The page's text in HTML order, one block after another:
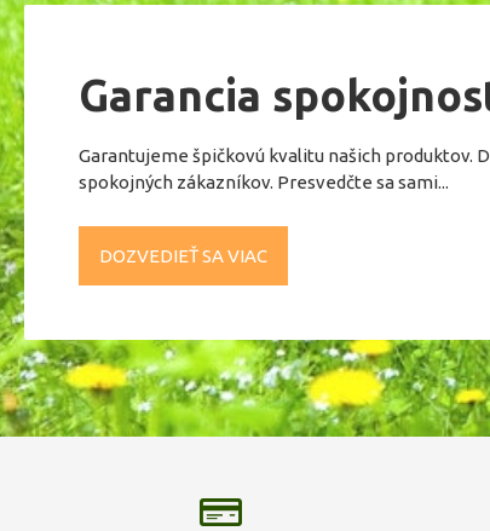
Garancia
Garantujeme špičkovú kvalitu našich produktov.
spokojných zákazníkov. Presvedčte sa sami...
DOZVEDIEŤ SA VIAC